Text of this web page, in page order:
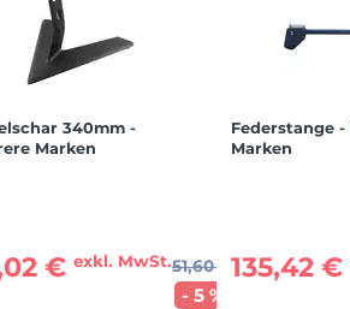
340mm -
Marken
€ exkl. MwSt.51,60 €
- 5 %
Federstange -
Marken
135,42 €